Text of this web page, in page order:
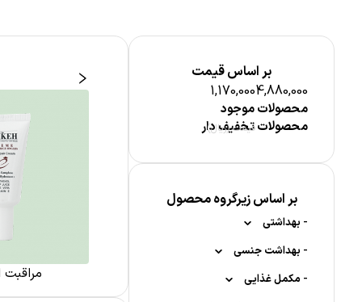
بر اساس قیمت
1,170,0004,880,000
قیمت (ریال)
محصولات موجود
محصولات تخفیف دار
بر اساس زیرگروه محصول
- بهداشتی
-محصولات ضد تعریق
-رول ضد تعریق
-بهداشت دهان و دندان
- بهداشت جنسی
-کاندوم
- مکمل غذایی
مراقبت